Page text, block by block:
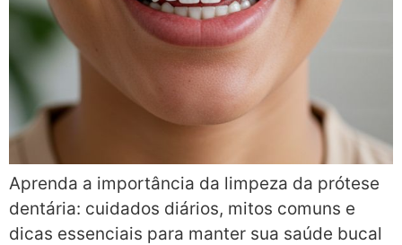
Aprenda a importância da limpeza da prótese
dentária: cuidados diários, mitos comuns e
dicas essenciais para manter sua saúde bucal